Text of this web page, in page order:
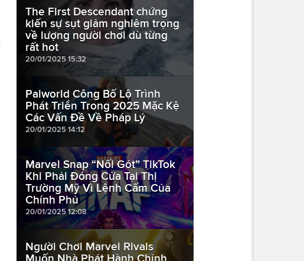
The First Descendant chứng
kiến sự sụt giảm nghiêm trọng
về lượng người chơi dù từng
rất hot
20/01/2025 15:32
Palworld Công Bố Lộ Trình
Phát Triển Trong 2025 Mặc Kệ
Các Vấn Đề Về Pháp Lý
20/01/2025 14:12
Marvel Snap “Nối Gót” TikTok
Khi Phải Đóng Cửa Tại Thị
Trường Mỹ Vì Lệnh Cấm Của
Chính Phủ
20/01/2025 12:08
Người Chơi Marvel Rivals
Muốn Nhà Phát Hành Chỉnh